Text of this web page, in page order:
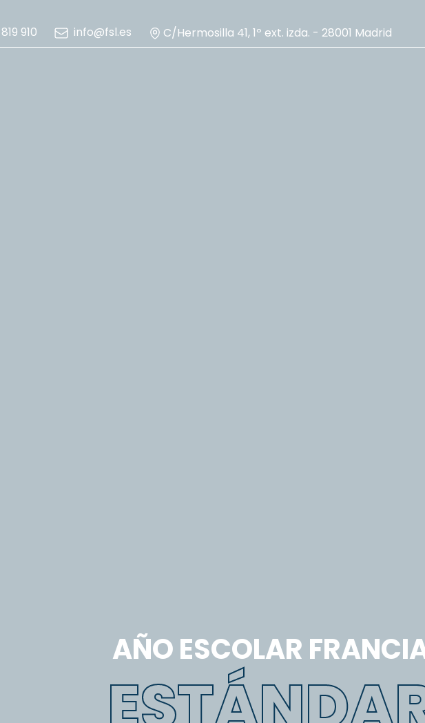
910
info@fsl.es C/Hermosilla 41, 1º ext. izda. - 28001 Madrid
AÑO ESCOLAR